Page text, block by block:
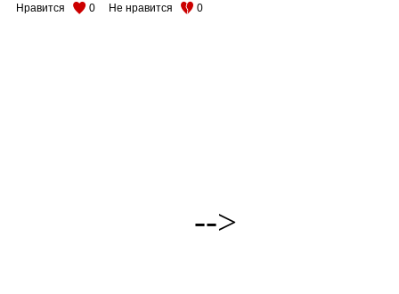
Нравится 0 Не нравится 0
-->